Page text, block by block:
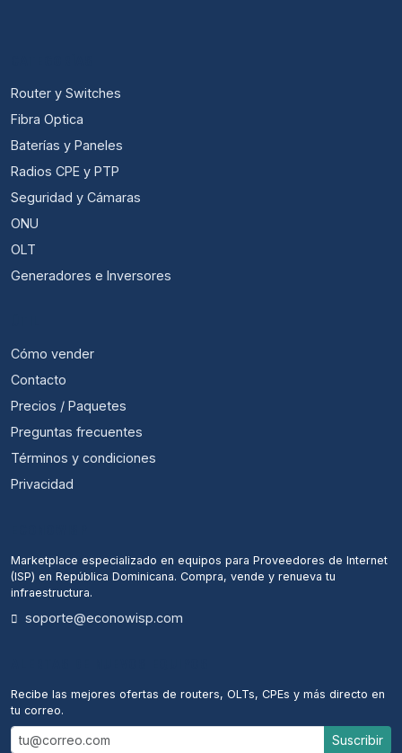
Router y Switches
Fibra Optica
Baterías y Paneles
Radios CPE y PTP
Seguridad y Cámaras
ONU
OLT
Generadores e Inversores
Cómo vender
Contacto
Precios / Paquetes
Preguntas frecuentes
Términos y condiciones
Privacidad
Marketplace especializado en equipos para Proveedores de Internet
(ISP) en República Dominicana. Compra, vende y renueva tu
infraestructura.
soporte@econowisp.com
Recibe las mejores ofertas de routers, OLTs, CPEs y más directo en
tu correo.
Suscribir